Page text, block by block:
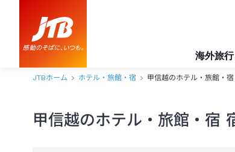
海外旅行
JTBホーム ホテル・旅館・宿 甲信越のホテル・旅館・宿
甲信越のホテル・旅館・宿